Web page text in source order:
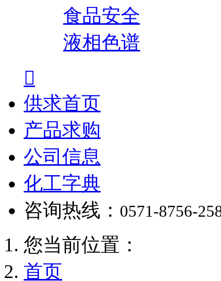
食品安全
液相色谱

供求首页
产品求购
公司信息
化工字典
咨询热线： 0571-8756-
您当前位置：
首页